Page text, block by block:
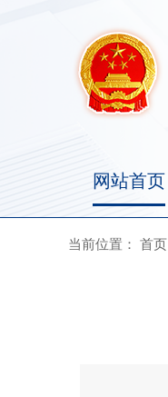
网站首页
当前位置： 首页